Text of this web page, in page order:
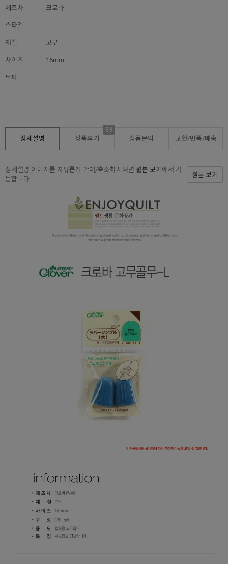
제조사 크로바
스타일
재질 고무
사이즈 16mm
두께
상세설명 상품후기
83
상품문의 교환/반품/배송
상세설명 이미지를 자유롭게 확대/축소하시려면 원본 보기 에서 가
능합니다.
원본 보기